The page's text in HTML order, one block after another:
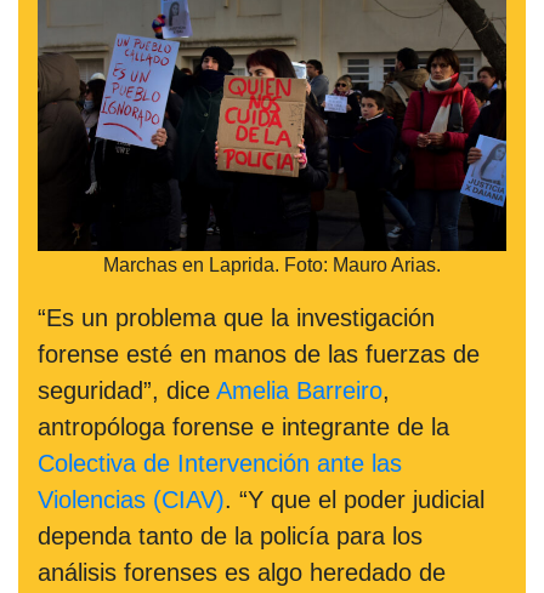
Marchas en Laprida. Foto: Mauro Arias.
“Es un problema que la investigación
forense esté en manos de las fuerzas de
seguridad”, dice Amelia Barreiro,
antropóloga forense e integrante de la
Colectiva de Intervención ante las
Violencias (CIAV). “Y que el poder judicial
dependa tanto de la policía para los
análisis forenses es algo heredado de